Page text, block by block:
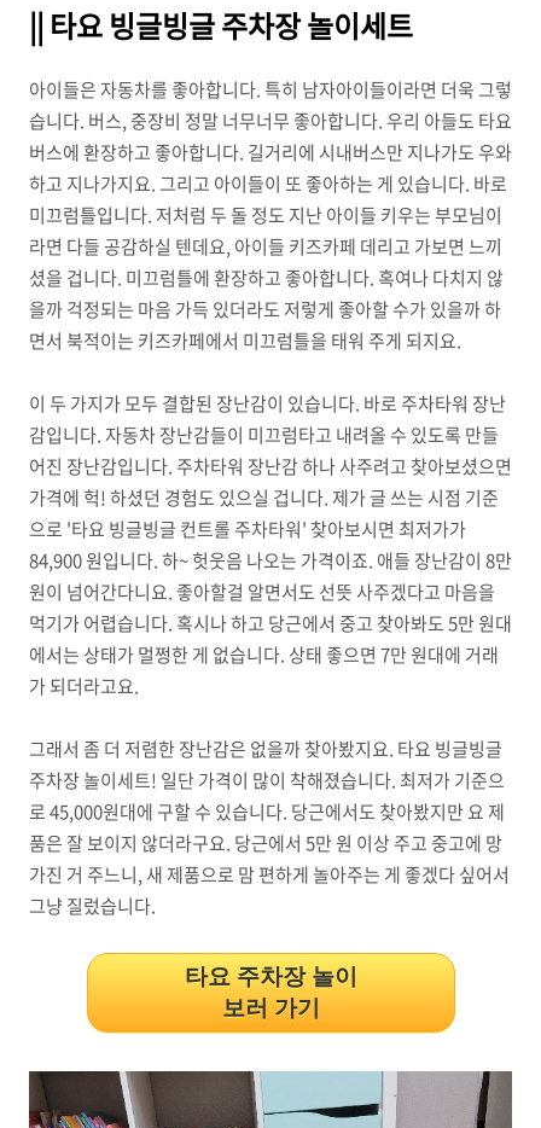
|| 타요 빙글빙글 주차장 놀이세트
아이들은 자동차를 좋아합니다. 특히 남자아이들이라면 더욱 그렇
습니다. 버스, 중장비 정말 너무너무 좋아합니다. 우리 아들도 타요
버스에 환장하고 좋아합니다. 길거리에 시내버스만 지나가도 우와
하고 지나가지요. 그리고 아이들이 또 좋아하는 게 있습니다. 바로
미끄럼틀입니다. 저처럼 두 돌 정도 지난 아이들 키우는 부모님이
라면 다들 공감하실 텐데요, 아이들 키즈카페 데리고 가보면 느끼
셨을 겁니다. 미끄럼틀에 환장하고 좋아합니다. 혹여나 다치지 않
을까 걱정되는 마음 가득 있더라도 저렇게 좋아할 수가 있을까 하
면서 북적이는 키즈카페에서 미끄럼틀을 태워 주게 되지요.
이 두 가지가 모두 결합된 장난감이 있습니다. 바로 주차타워 장난
감입니다. 자동차 장난감들이 미끄럼타고 내려올 수 있도록 만들
어진 장난감입니다. 주차타워 장난감 하나 사주려고 찾아보셨으면
가격에 헉! 하셨던 경험도 있으실 겁니다. 제가 글 쓰는 시점 기준
으로 '타요 빙글빙글 컨트롤 주차타워' 찾아보시면 최저가가
84,900 원입니다. 하~ 헛웃음 나오는 가격이죠. 애들 장난감이 8만
원이 넘어간다니요. 좋아할걸 알면서도 선뜻 사주겠다고 마음을
먹기가 어렵습니다. 혹시나 하고 당근에서 중고 찾아봐도 5만 원대
에서는 상태가 멀쩡한 게 없습니다. 상태 좋으면 7만 원대에 거래
가 되더라고요.
그래서 좀 더 저렴한 장난감은 없을까 찾아봤지요. 타요 빙글빙글
주차장 놀이세트! 일단 가격이 많이 착해졌습니다. 최저가 기준으
로 45,000원대에 구할 수 있습니다. 당근에서도 찾아봤지만 요 제
품은 잘 보이지 않더라구요. 당근에서 5만 원 이상 주고 중고에 망
가진 거 주느니, 새 제품으로 맘 편하게 놀아주는 게 좋겠다 싶어서
그냥 질렀습니다.
타요 주차장 놀이
보러 가기